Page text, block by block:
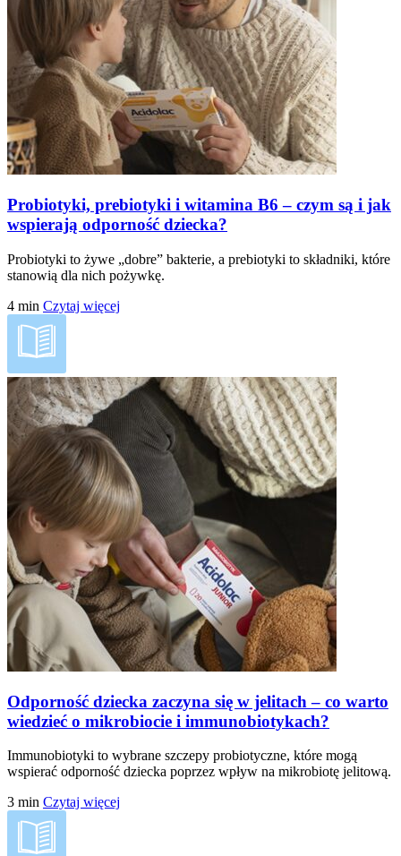
Probiotyki, prebiotyki i witamina B6 – czym są i jak
wspierają odporność dziecka?
Probiotyki to żywe „dobre” bakterie, a prebiotyki to składniki, które
stanowią dla nich pożywkę.
4 min Czytaj więcej
Odporność dziecka zaczyna się w jelitach – co warto
wiedzieć o mikrobiocie i immunobiotykach?
Immunobiotyki to wybrane szczepy probiotyczne, które mogą
wspierać odporność dziecka poprzez wpływ na mikrobiotę jelitową.
3 min Czytaj więcej